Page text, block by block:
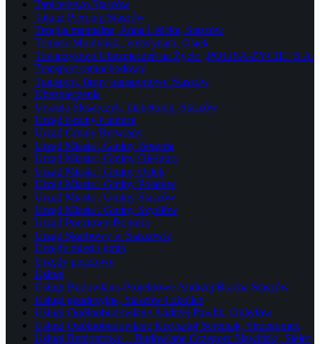
Tapicerstwo Staszów
Tatuaż Piercing Staszów
Terapia manualna, Anna Lisicka, Staszów
Tomasz Miodyński, weterynarz, Osiek
Towarzystwo Ubezpieczeń na Życie „POLISA-ŻYCIE” S.A.
Transport samochodowy
Transport, firmy transportowe Staszów
Ubezpieczenia
Urszula Ślusarczyk, diabetolog, Staszów
Urząd Gminy Łubnice
Urząd Gminy Rytwiany
Urząd Miasta i Gminy Bogoria
Urząd Miasta i Gminy Oleśnica
Urząd Miasta i Gminy Osiek
Urząd Miasta i Gminy Połaniec
Urząd Miasta i Gminy Staszów
Urząd Miasta i Gminy Szydłów
Urząd Pocztowy Bogoria
Urząd Skarbowy w Staszowie
Urzędy miast i gmin
Urzędy pocztowe
Usługi
Usługi Budowlano-Projektowe Andrzej Bracha Staszów
Usługi geodezyjne, Staszów i okolice
Usługi Ogólnobudowlane Andrzej Pawlik, Oględów
Usługi Ogólnobudowlane Krzysztof Seremak, Strzegomek
Usługi Remontowo – Budowlane Grzegorz Sławiński, Sielec